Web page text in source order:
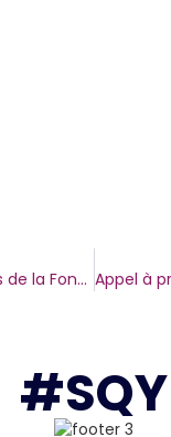
Appels à projets de la Fondation AFNIC
#SQY